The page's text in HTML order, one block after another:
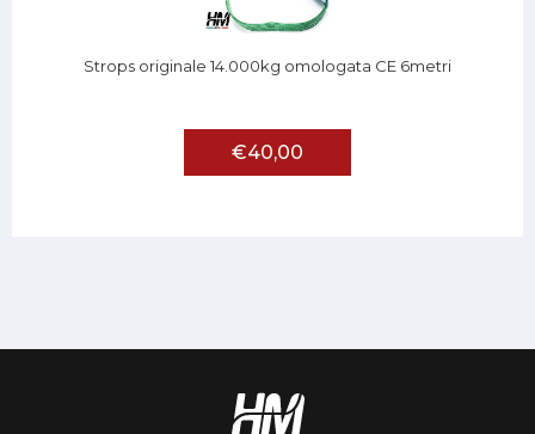
Strops originale 14.000kg omologata CE 6metri
€40,00